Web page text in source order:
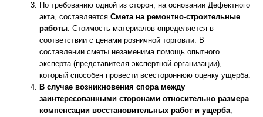
По требованию одной из сторон, на основании Дефектного
акта, составляется Смета на ремонтно-строительные
работы. Стоимость материалов определяется в
соответствии с ценами розничной торговли. В
составлении сметы незаменима помощь опытного
эксперта (представителя экспертной организации),
который способен провести всестороннюю оценку ущерба.
В случае возникновения спора между
заинтересованными сторонами относительно размера
компенсации восстановительных работ и ущерба,